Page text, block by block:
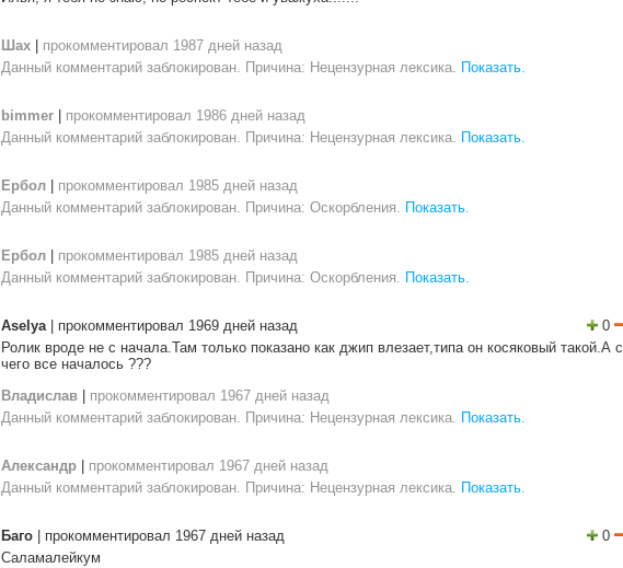
Шах
прокомментировал 1987 дней назад
Данный комментарий заблокирован. Причина: Нецензурная лексика. Показать.
bimmer
прокомментировал 1986 дней назад
Данный комментарий заблокирован. Причина: Нецензурная лексика. Показать.
Ербол
прокомментировал 1985 дней назад
Данный комментарий заблокирован. Причина: Оскорбления. Показать.
Ербол
прокомментировал 1985 дней назад
Данный комментарий заблокирован. Причина: Оскорбления. Показать.
0
Aselya| прокомментировал 1969 дней назад
Ролик вроде не с начала.Там только показано как джип влезает,типа он косяковый такой.А с
чего все началось ???
Владислав
прокомментировал 1967 дней назад
Данный комментарий заблокирован. Причина: Нецензурная лексика. Показать.
Александр
прокомментировал 1967 дней назад
Данный комментарий заблокирован. Причина: Нецензурная лексика. Показать.
0
Баго
прокомментировал 1967 дней назад
Саламалейкум